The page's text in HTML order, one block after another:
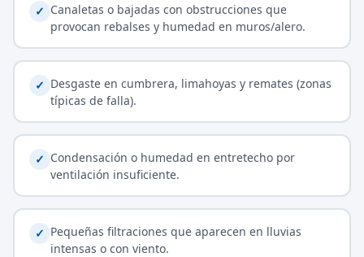
✓ Canaletas o bajadas con obstrucciones que
provocan rebalses y humedad en muros/alero.
✓ Desgaste en cumbrera, limahoyas y remates (zonas
típicas de falla).
✓ Condensación o humedad en entretecho por
ventilación insuficiente.
✓ Pequeñas filtraciones que aparecen en lluvias
intensas o con viento.